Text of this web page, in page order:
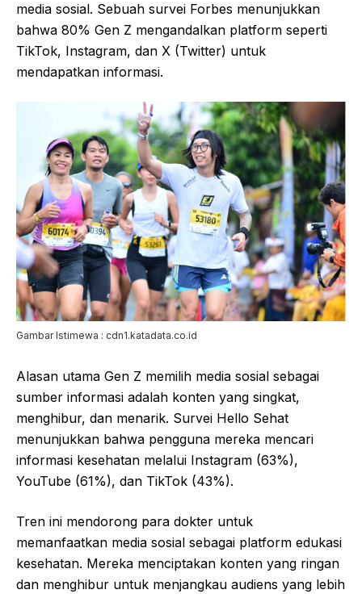
media sosial. Sebuah survei Forbes menunjukkan
bahwa 80% Gen Z mengandalkan platform seperti
TikTok, Instagram, dan X (Twitter) untuk
mendapatkan informasi.
Gambar Istimewa : cdn1.katadata.co.id
Alasan utama Gen Z memilih media sosial sebagai
sumber informasi adalah konten yang singkat,
menghibur, dan menarik. Survei Hello Sehat
menunjukkan bahwa pengguna mereka mencari
informasi kesehatan melalui Instagram (63%),
YouTube (61%), dan TikTok (43%).
Tren ini mendorong para dokter untuk
memanfaatkan media sosial sebagai platform edukasi
kesehatan. Mereka menciptakan konten yang ringan
dan menghibur untuk menjangkau audiens yang lebih